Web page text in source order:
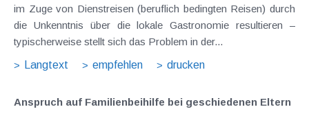
im Zuge von Dienstreisen (beruflich bedingten Reisen) durch
die Unkenntnis über die lokale Gastronomie resultieren –
typischerweise stellt sich das Problem in der...
Langtext
empfehlen drucken
Anspruch auf Familienbeihilfe bei geschiedenen Eltern